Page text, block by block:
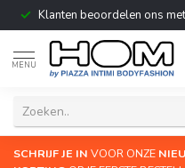
Klanten beoordelen ons
MENU
SCHRIJF JE IN VOOR ONZE